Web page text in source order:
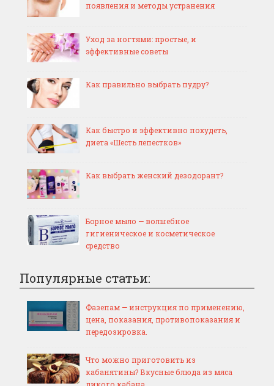
появления и методы устранения
Уход за ногтями: простые, и
эффективные советы
Как правильно выбрать пудру?
Как быстро и эффективно похудеть,
диета «Шесть лепестков»
Как выбрать женский дезодорант?
Борное мыло — волшебное
гигиеническое и косметическое
средство
Популярные статьи:
Фазепам — инструкция по применению,
цена, показания, противопоказания и
передозировка.
Что можно приготовить из
кабанятины? Вкусные блюда из мяса